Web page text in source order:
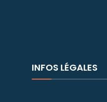
INFOS LÉGALES